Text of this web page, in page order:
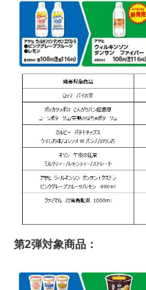
第2弾対象商品：